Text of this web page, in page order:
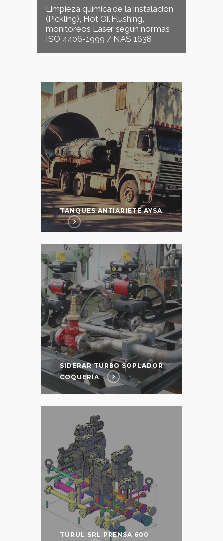
Limpieza química de la instalación
(Pickling), Hot Oil Flushing,
monitoreos Láser según normas
ISO 4406-1999 / NAS 1638
TANQUES ANTIARIETE AYSA
SIDERAR TURBO SOPLADOR
COQUERÍA
TURUL SRL PRENSA 600